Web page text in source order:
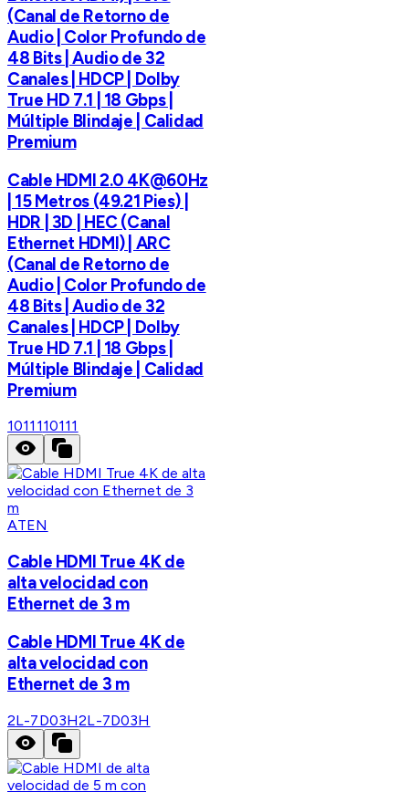
(Canal de Retorno de
Audio | Color Profundo de
48 Bits | Audio de 32
Canales | HDCP | Dolby
True HD 7.1 | 18 Gbps |
Múltiple Blindaje | Calidad
Premium
Cable HDMI 2.0 4K@60Hz
| 15 Metros (49.21 Pies) |
HDR | 3D | HEC (Canal
Ethernet HDMI) | ARC
(Canal de Retorno de
Audio | Color Profundo de
48 Bits | Audio de 32
Canales | HDCP | Dolby
True HD 7.1 | 18 Gbps |
Múltiple Blindaje | Calidad
Premium
1011110111
ATEN
Cable HDMI True 4K de
alta velocidad con
Ethernet de 3 m
Cable HDMI True 4K de
alta velocidad con
Ethernet de 3 m
2L-7D03H2L-7D03H